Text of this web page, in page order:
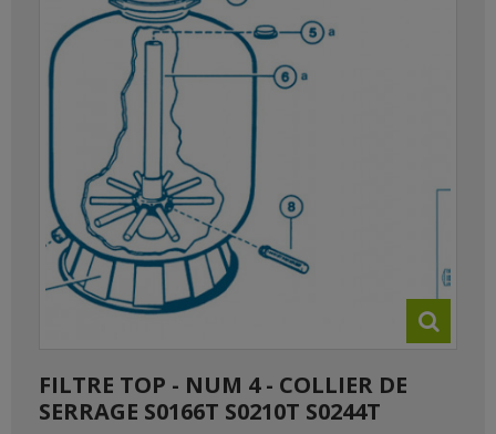
FILTRE TOP - NUM 4 - COLLIER DE
SERRAGE S0166T S0210T S0244T